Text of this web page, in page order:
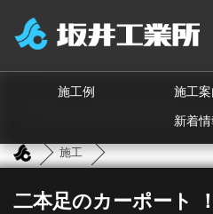
施工例 施工案
新着情
施工
二本足のカーポート